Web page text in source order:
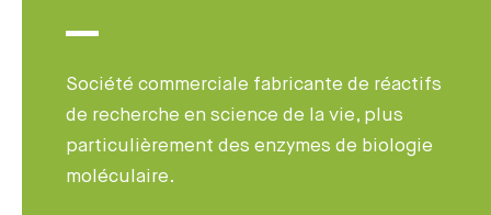
Société commerciale fabricante de réactifs
de recherche en science de la vie, plus
particulièrement des enzymes de biologie
moléculaire.